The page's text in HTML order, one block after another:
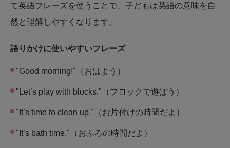
て英語フレーズを使うことで、子どもは英語の意味を自
然と理解しやすくなります。
語りかけに使いやすいフレーズ
"Good morning!"（おはよう）
"Let’s play with blocks."（ブロックで遊ぼう）
"It’s time to clean up."（お片付けの時間だよ）
"It’s bath time."（おふろの時間だよ）